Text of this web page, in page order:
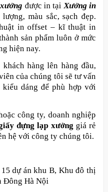
được in tại Xưởng in
màu sắc, sạch đẹp.
in offset – kĩ thuật in
sản phẩm luôn ở mức
hiện nay.
hàng lên hàng đầu,
của chúng tôi sẽ tư vấn
dáng để phù hợp với
công ty, doanh nghiệp
đựng lạp xưởng giá rẻ
hệ với công ty chúng tôi.
dự án khu B, Khu đô thị
Đông Hà Nội